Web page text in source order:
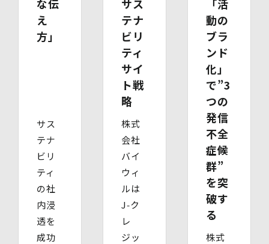
たもの）、その他法定代理権の確認ができる公的書類）
【代理人様が成年被後見人の法定代理人の場合】
・ 代理人様ご本人の本人確認書類の写し
登記事項証明書、その他法定代理権の確認ができる公的書
【委任による代理人様の場合】
・ ご本人の印鑑証明書（3ヶ月以内に発行されたもの）
・ 委任を受けたご本人の本人確認書類の写し
(3)開示等のご請求の手数料及び徴収方法
1回のお求めにつき1,000円（紙面でのご請求の場合は、
お送りいただく請求書等に郵便為替を同封していただきま
す。その他の方法でご請求いただく場合は、ご請求時にご
相談させていただきます。）
(4)開示等の請求及びお問い合わせ窓口
個人情報保護管理者
・住所：東京都中央区銀座7丁目3番5号 ヒューリック銀座
7丁目ビル 4階
な伝
え
方」
サス
テナ
ビリ
ティ
の社
内浸
透を
成功
サス
テナ
ビリ
ティ
サイ
ト戦
略
株式
会社
バイ
ウィ
ルは
J‑ク
レ
ジッ
「活
動の
ブラ
ンド
化」
で”3
つの
発信
不全
症候
群”
を突
破す
る
株式